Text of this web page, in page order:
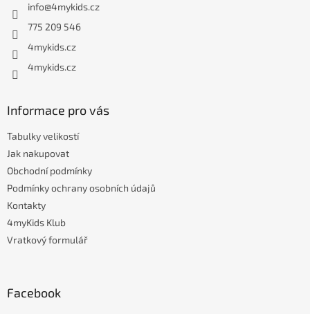
info@4mykids.cz
775 209 546
4mykids.cz
4mykids.cz
Informace pro vás
Tabulky velikostí
Jak nakupovat
Obchodní podmínky
Podmínky ochrany osobních údajů
Kontakty
4myKids Klub
Vratkový formulář
Facebook